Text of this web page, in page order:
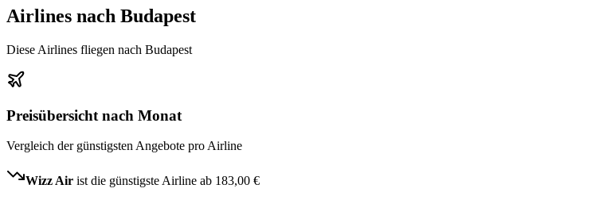
Airlines nach Budapest
Diese Airlines fliegen nach Budapest
Preisübersicht nach Monat
Vergleich der günstigsten Angebote pro Airline
Wizz Air ist die günstigste Airline ab 183,00 €